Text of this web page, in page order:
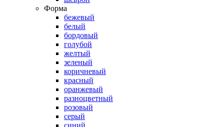
Форма
бежевый
белый
бордовый
голубой
желтый
зеленый
коричневый
красный
оранжевый
разноцветный
розовый
серый
синий